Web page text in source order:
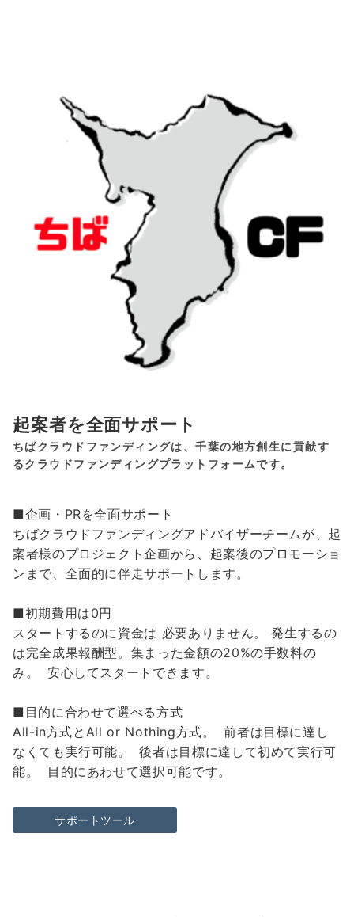
起案者を全面サポート
ちばクラウドファンディングは、千葉の地方創生に貢献す
るクラウドファンディングプラットフォームです。
■企画・PRを全面サポート
ちばクラウドファンディングアドバイザーチームが、起
案者様のプロジェクト企画から、起案後のプロモーショ
ンまで、全面的に伴走サポートします。
■初期費用は0円
スタートするのに資金は 必要ありません。 発生するの
は完全成果報酬型。集まった金額の20%の手数料の
み。 安心してスタートできます。
■目的に合わせて選べる方式
All-in方式とAll or Nothing方式。 前者は目標に達し
なくても実行可能。 後者は目標に達して初めて実行可
能。 目的にあわせて選択可能です。
サポートツール